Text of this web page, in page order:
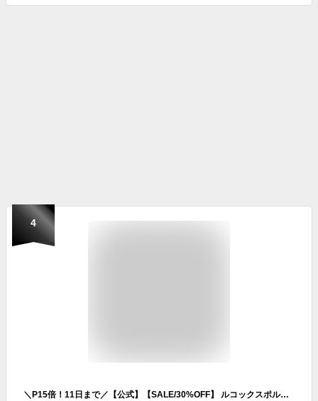
4
＼P15倍！11日まで／【公式】【SALE/30%OFF】 ルコックスポルティフ AIR THERMOTION フルジップジャケット レディース 撥水 防風 保温 パーカータイプ 防寒 冬用 ウェア ウィンドブレーカー スポーツ ブランド 2023年秋冬モデル セール QMWWJF30